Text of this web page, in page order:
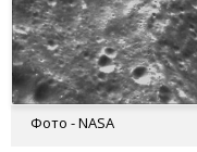
Фото - NASA